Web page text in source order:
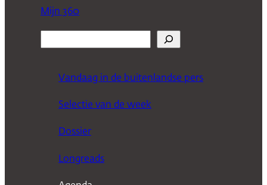
Mijn 360
Vandaag in de buitenlandse pers
Selectie van de week
Dossier
Longreads